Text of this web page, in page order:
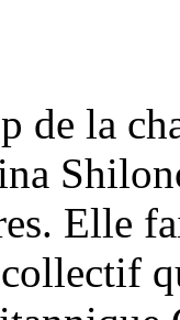
de la
Elle